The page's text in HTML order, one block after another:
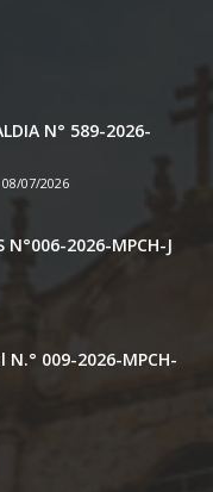
N° 589-2026-
08/07/2026
N°006-2026-MPCH-J
009-2026-MPCH-